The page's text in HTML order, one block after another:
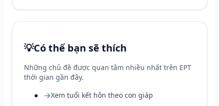
💡Có thể bạn sẽ thích
Những chủ đề được quan tâm nhiều nhất trên EPT
thời gian gần đây.
→Xem tuổi kết hôn theo con giáp